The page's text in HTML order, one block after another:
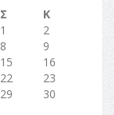
Σ
Κ
1
2
8
9
15
16
22
23
29
30